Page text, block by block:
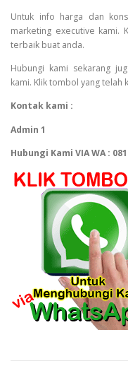
Untuk info harga dan
marketing executive kami.
terbaik buat anda.
Hubungi kami sekarang
kami. Klik tombol yang telah
Kontak kami :
Admin 1
Hubungi Kami VIA WA :